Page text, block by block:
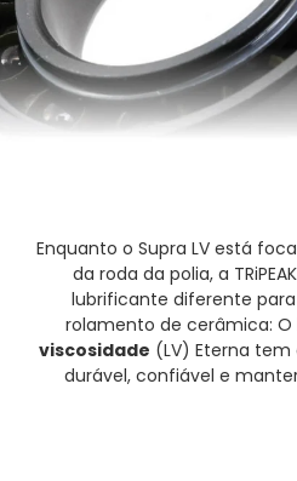
Enquanto o Supra LV está
da roda da polia, a
lubrificante diferente
rolamento de cerâmica:
viscosidade (LV) Eterna
durável, confiável e